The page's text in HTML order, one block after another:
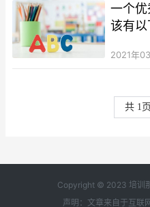
一个
该有
2021年
共 1 页
Copyright © 2023 培训
声明：文章来自于互联